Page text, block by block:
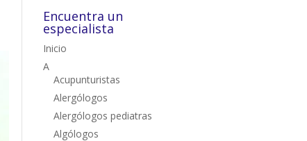
Encuentra un
especialista
Inicio
A
Acupunturistas
Alergólogos
Alergólogos pediatras
Algólogos